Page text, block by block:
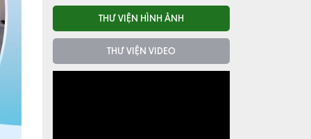
THƯ VIỆN HÌNH ẢNH
THƯ VIỆN VIDEO